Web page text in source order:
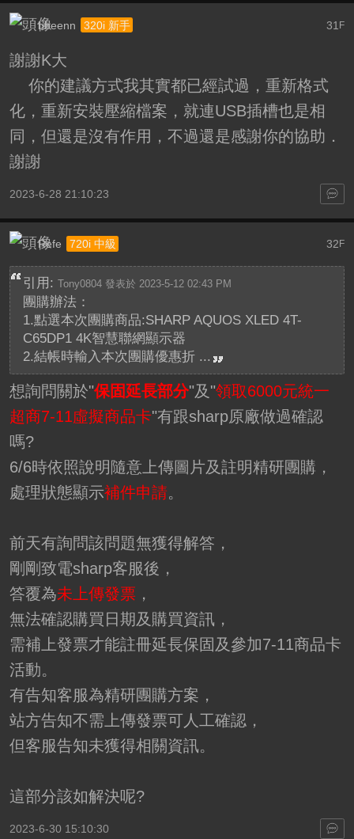
31 F
bbeenn 320i 新手
謝謝K大
你的建議方式我其實都已經試過，重新格式
化，重新安裝壓縮檔案，就連USB插槽也是相
同，但還是沒有作用，不過還是感謝你的協助．
謝謝
2023-6-28 21:10:23
32 F
Refe 720i 中級
引用: Tony0804 發表於 2023-5-12 02:43 PM
團購辦法：
1.點選本次團購商品:SHARP AQUOS XLED 4T-
C65DP1 4K智慧聯網顯示器
2.結帳時輸入本次團購優惠折 ...
想詢問關於"保固延長部分"及"領取6000元統一
超商7-11虛擬商品卡"有跟sharp原廠做過確認
嗎?
6/6時依照說明隨意上傳圖片及註明精研團購，
處理狀態顯示補件申請。
前天有詢問該問題無獲得解答，
剛剛致電sharp客服後，
答覆為未上傳發票，
無法確認購買日期及購買資訊，
需補上發票才能註冊延長保固及參加7-11商品卡
活動。
有告知客服為精研團購方案，
站方告知不需上傳發票可人工確認，
但客服告知未獲得相關資訊。
這部分該如解決呢?
2023-6-30 15:10:30